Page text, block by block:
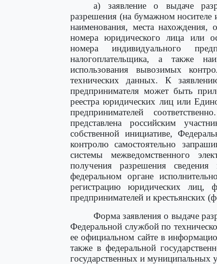
а) заявление о выдаче
разрешения (на бумажном носителе
наименования, места нахождения,
номера юридического лица или
номера индивидуального
налогоплательщика, а также
использования вывозимых
технических данных. К
предпринимателя может быть
реестра юридических лиц или
предпринимателей
представлена российским
собственной инициативе,
контролю самостоятельно
системы межведомственного
получения разрешения
федеральном органе
регистрацию юридических лиц,
предпринимателей и крестьянских
Форма заявления о выдаче
Федеральной службой по
ее официальном сайте в
также в федеральной
государственных и муниципальных